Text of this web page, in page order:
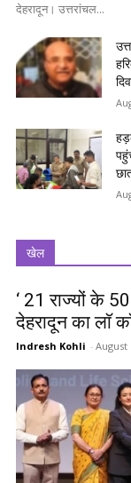
देहरादून। उत्तरांचल...
खेल
‘ 21 राज्यों के
देहरादून का लाॅ
Indresh Kohli - August